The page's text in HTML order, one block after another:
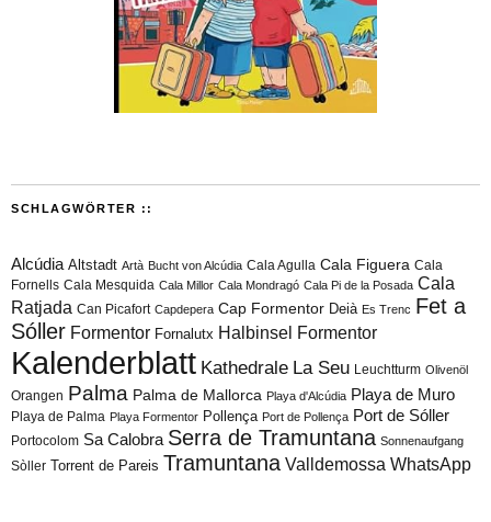
SCHLAGWÖRTER ::
Alcúdia Altstadt Artà Bucht von Alcúdia Cala Agulla Cala Figuera Cala
Fornells Cala Mesquida Cala Millor Cala Mondragó Cala Pi de la Posada Cala
Ratjada Can Picafort Capdepera Cap Formentor Deià Es Trenc Fet a
Sóller Formentor Fornalutx Halbinsel Formentor
Kalenderblatt Kathedrale La Seu Leuchtturm Olivenöl
Orangen Palma Palma de Mallorca Playa d'Alcúdia Playa de Muro
Playa de Palma Playa Formentor Pollença Port de Pollença Port de Sóller
Portocolom Sa Calobra Serra de Tramuntana Sonnenaufgang
Sòller Torrent de Pareis Tramuntana Valldemossa WhatsApp